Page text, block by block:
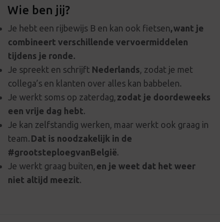
Wie ben jij?
Je hebt een rijbewijs B en kan ook fietsen, want je
combineert verschillende vervoermiddelen
tijdens je ronde.
Je spreekt en schrijft Nederlands, zodat je met
collega’s en klanten over alles kan babbelen.
Je werkt soms op zaterdag, zodat je doordeweeks
een vrije dag hebt.
Je kan zelfstandig werken, maar werkt ook graag in
team. Dat is noodzakelijk in de
#grootsteploegvanBelgië.
Je werkt graag buiten, en je weet dat het weer
niet altijd meezit.